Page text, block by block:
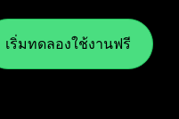
เริ่มทดลองใช้งานฟรี